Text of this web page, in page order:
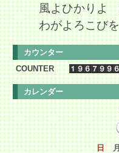
風よひかりよ
わがよろこびを
カウンター
COUNTER
カレンダー
日